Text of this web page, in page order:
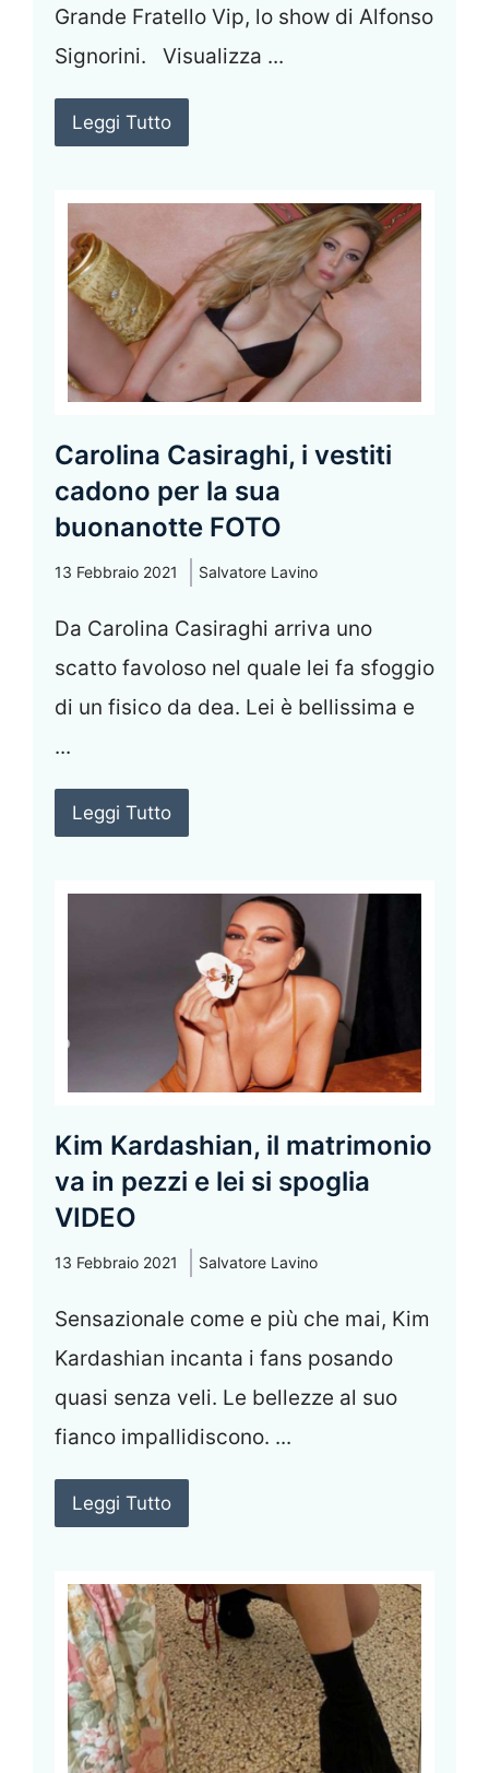
Grande Fratello Vip, lo show di Alfonso
Signorini. Visualizza ...
Leggi Tutto
Carolina Casiraghi, i vestiti
cadono per la sua
buonanotte FOTO
13 Febbraio 2021 Salvatore Lavino
Da Carolina Casiraghi arriva uno
scatto favoloso nel quale lei fa sfoggio
di un fisico da dea. Lei è bellissima e
...
Leggi Tutto
Kim Kardashian, il matrimonio
va in pezzi e lei si spoglia
VIDEO
13 Febbraio 2021 Salvatore Lavino
Sensazionale come e più che mai, Kim
Kardashian incanta i fans posando
quasi senza veli. Le bellezze al suo
fianco impallidiscono. ...
Leggi Tutto